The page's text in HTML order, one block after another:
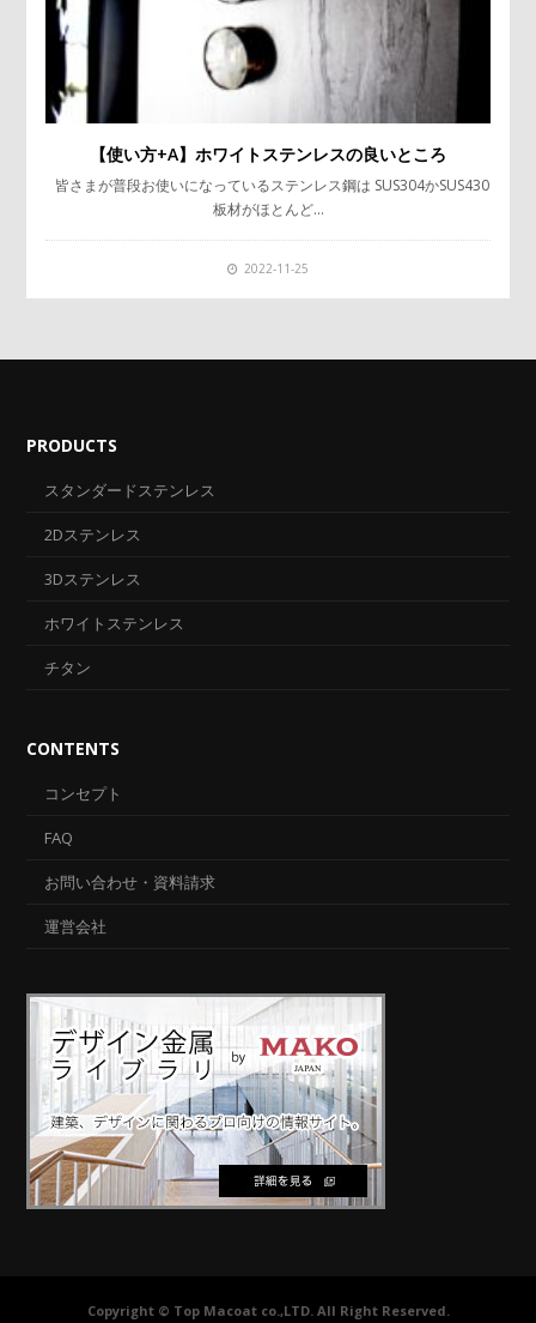
【使い方+Α】ホワイトステンレスの良いところ
皆さまが普段お使いになっているステンレス鋼は SUS304かSUS430
板材がほとんど…
2022-11-25
PRODUCTS
スタンダードステンレス
2Dステンレス
3Dステンレス
ホワイトステンレス
チタン
CONTENTS
コンセプト
FAQ
お問い合わせ・資料請求
運営会社
Copyright © Top Macoat co.,LTD. All Right Reserved.